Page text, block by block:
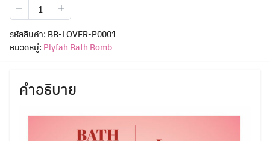
Plyfah
Bath
Bomb
รหัสสินค้า: BB-LOVER-P0001
หมวดหมู่: Plyfah Bath Bomb
คำอธิบาย